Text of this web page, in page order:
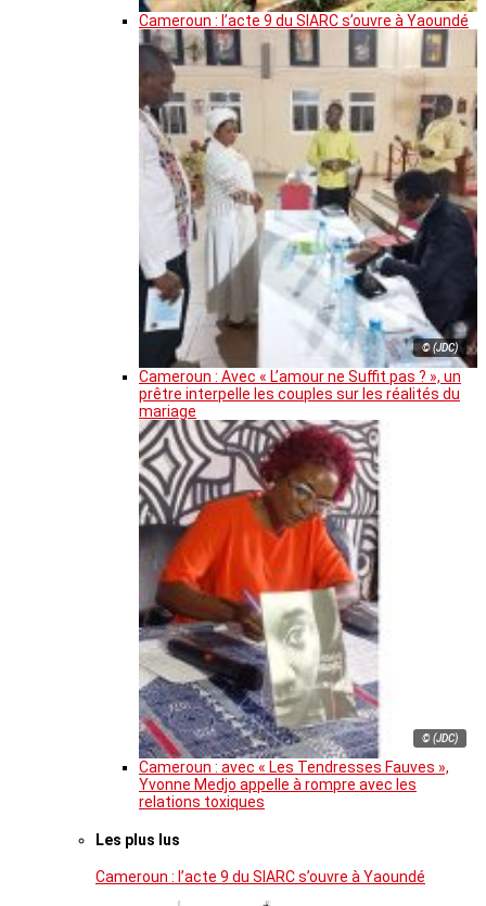
Cameroun : l’acte 9 du SIARC s’ouvre à Yaoundé
© (JDC)
Cameroun : Avec « L’amour ne Suffit pas ? », un
prêtre interpelle les couples sur les réalités du
mariage
© (JDC)
Cameroun : avec « Les Tendresses Fauves »,
Yvonne Medjo appelle à rompre avec les
relations toxiques
Les plus lus
Cameroun : l’acte 9 du SIARC s’ouvre à Yaoundé